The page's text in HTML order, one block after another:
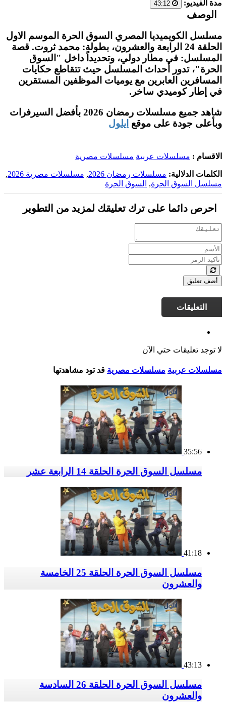
مدة الفيديو:
الوصف
مسلسل الكويميديا المصري السوق الحرة الموسم الاول
الحلقة 24 الرابعة والعشرون، بطولة: محمد ثروت. قصة
المسلسل: في مطار دولي، وتحديداً داخل "السوق
الحرة"، تدور أحداث المسلسل حيث تتقاطع حكايات
المسافرين العابرين مع يوميات الموظفين المستقرين
في إطار كوميدي ساخر.
شاهد جميع مسلسلات رمضان 2026 بأفضل السيرفرات
وبأعلى جودة على موقع ايلول
الاقسام : مسلسلات عربية مسلسلات مصرية
الكلمات الدلالية: مسلسلات رمضان 2026 , مسلسلات مصرية 2026
,
مسلسل السوق الحرة, السوق الحرة
احرص دائما على ترك تعليقك لمزيد من التطوير
أضف تعليق
التعليقات
لا توجد تعليقات حتي الآن
مسلسلات عربية مسلسلات مصرية قد تود مشاهدتها
35:56
مسلسل السوق الحرة الحلقة 14 الرابعة عشر
41:18
مسلسل السوق الحرة الحلقة 25 الخامسة
والعشرون
43:13
مسلسل السوق الحرة الحلقة 26 السادسة
والعشرون